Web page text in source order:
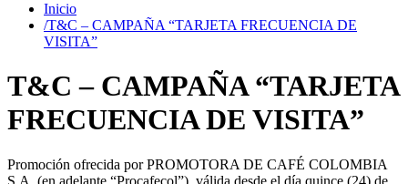
Inicio
/T&C – CAMPAÑA “TARJETA FRECUENCIA DE
VISITA”
T&C – CAMPAÑA “TARJETA
FRECUENCIA DE VISITA”
Promoción ofrecida por PROMOTORA DE CAFÉ COLOMBIA
S.A. (en adelante “Procafecol”), válida desde el día quince (24) de